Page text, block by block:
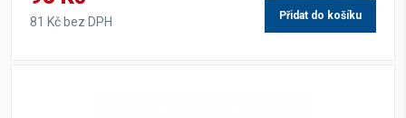
81 Kč bez DPH Přidat do košíku